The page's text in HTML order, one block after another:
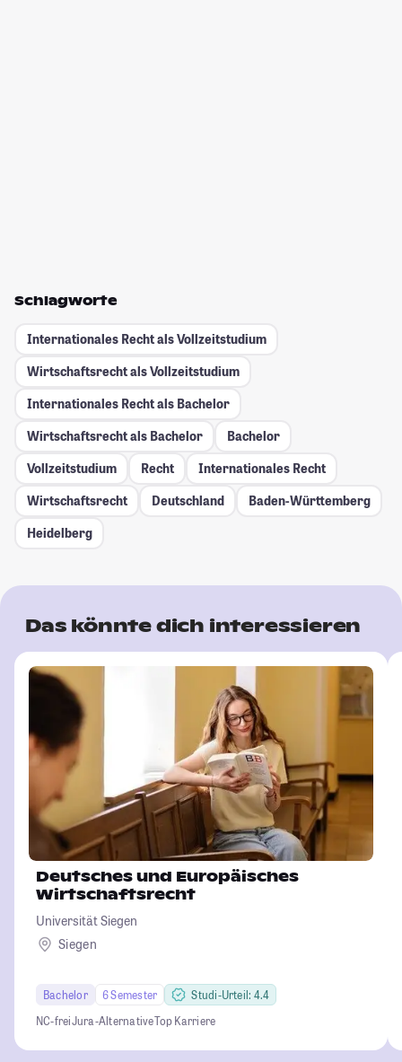
Schlagworte
Internationales Recht als Vollzeitstudium
Wirtschaftsrecht als Vollzeitstudium
Internationales Recht als Bachelor
Wirtschaftsrecht als Bachelor
Bachelor
Vollzeitstudium
Recht
Internationales Recht
Wirtschaftsrecht
Deutschland
Baden-Württemberg
Heidelberg
Das könnte dich interessieren
Deutsches und Europäisches
Wirtschaftsrecht
Universität Siegen
Siegen
Bachelor 6 Semester
Studi-Urteil: 4.4
NC-freiJura-AlternativeTop Karriere